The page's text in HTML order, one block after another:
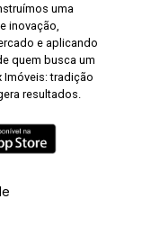
uma
inovação,
e aplicando
quem busca um
Imóveis: tradição
resultados.